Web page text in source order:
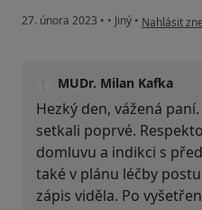
27. února 2023 • • Jiný • podle
Nahlásit
MUDr. Milan Kafka
Hezký den, vážená
setkali poprvé.
domluvu a indikci s
také v plánu léčby
zápis viděla. Po